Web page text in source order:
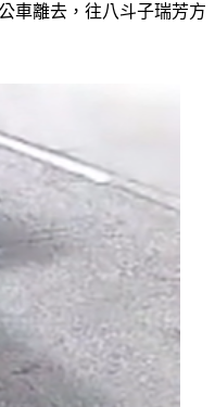
車離去，往八斗子瑞芳方